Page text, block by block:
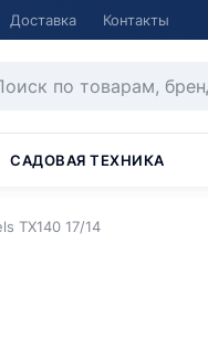
Доставка Контакты
САДОВАЯ ТЕХНИКА
TX140 17/14